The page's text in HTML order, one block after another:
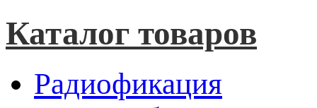
Каталог товаров
Радиофикация